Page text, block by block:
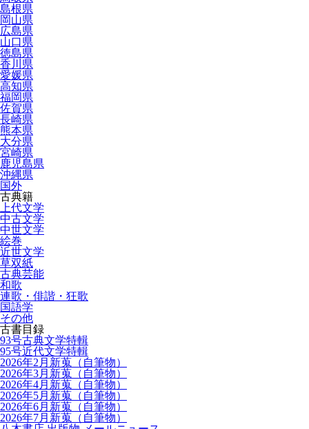
島根県
岡山県
広島県
山口県
徳島県
香川県
愛媛県
高知県
福岡県
佐賀県
長崎県
熊本県
大分県
宮崎県
鹿児島県
沖縄県
国外
古典籍
上代文学
中古文学
中世文学
絵巻
近世文学
草双紙
古典芸能
和歌
連歌・俳諧・狂歌
国語学
その他
古書目録
93号古典文学特輯
95号近代文学特輯
2026年2月新蒐（自筆物）
2026年3月新蒐（自筆物）
2026年4月新蒐（自筆物）
2026年5月新蒐（自筆物）
2026年6月新蒐（自筆物）
2026年7月新蒐（自筆物）